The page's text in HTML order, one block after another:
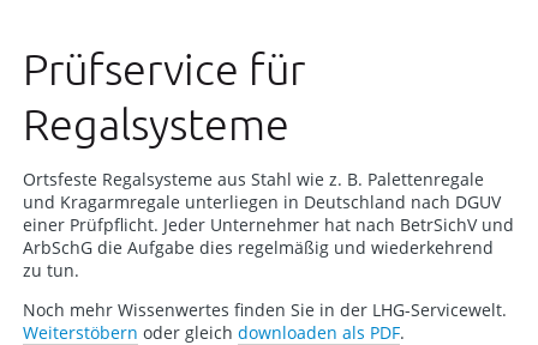
Prüfservice für
Regalsysteme
Ortsfeste Regalsysteme aus Stahl wie z. B. Palettenregale
und Kragarmregale unterliegen in Deutschland nach DGUV
einer Prüfpflicht. Jeder Unternehmer hat nach BetrSichV und
ArbSchG die Aufgabe dies regelmäßig und wiederkehrend
zu tun.
Noch mehr Wissenwertes finden Sie in der LHG-Servicewelt.
Weiterstöbern oder gleich downloaden als PDF.